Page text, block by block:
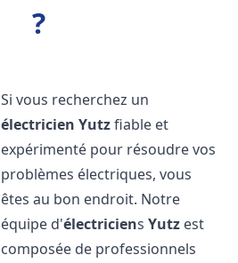
?
Si vous recherchez un
électricien Yutzfiable et
expérimenté pour résoudre vos
problèmes électriques, vous
êtes au bon endroit. Notre
équipe d'électriciensYutz est
composée de professionnels